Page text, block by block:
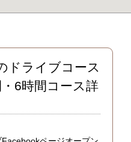
ドライブコース
6時間コース詳